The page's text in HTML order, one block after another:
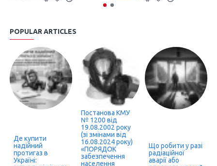
POPULAR ARTICLES
Де купити
надійний
протигаз в
Україні:
Постанова КМУ
№ 1200 від
19.08.2002 року
(зі змінами від
16.08.2024 року)
«ПОРЯДОК
забезпечення
населення
Що робити у разі
радіаційної
аварії або